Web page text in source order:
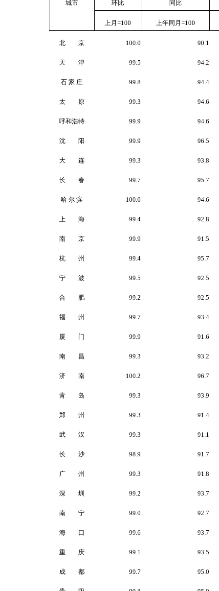
城市 环比 同比
上月 =100 上年同月 =100
北 京 100.0 90.1
天 津 99.5 94.2
石 家 庄 99.8 94.4
太 原 99.3 94.6
呼和浩特 99.9 94.6
沈 阳 99.9 96.5
大 连 99.3 93.8
长 春 99.7 95.7
哈 尔 滨 100.0 94.6
上 海 99.4 92.8
南 京 99.9 91.5
杭 州 99.4 95.7
宁 波 99.5 92.5
合 肥 99.2 92.5
福 州 99.7 93.4
厦 门 99.9 91.6
南 昌 99.3 93.2
济 南 100.2 96.7
青 岛 99.3 93.9
郑 州 99.3 91.4
武 汉 99.3 91.1
长 沙 98.9 91.7
广 州 99.3 91.8
深 圳 99.2 93.7
南 宁 99.0 92.7
海 口 99.6 93.7
重 庆 99.1 93.5
成 都 99.7 95.0